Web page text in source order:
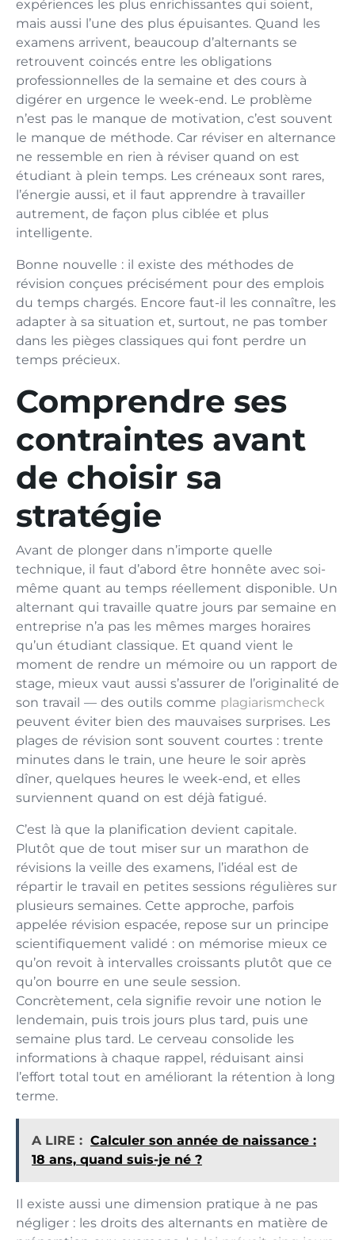
expériences les plus enrichissantes qui soient,
mais aussi l’une des plus épuisantes. Quand les
examens arrivent, beaucoup d’alternants se
retrouvent coincés entre les obligations
professionnelles de la semaine et des cours à
digérer en urgence le week-end. Le problème
n’est pas le manque de motivation, c’est souvent
le manque de méthode. Car réviser en alternance
ne ressemble en rien à réviser quand on est
étudiant à plein temps. Les créneaux sont rares,
l’énergie aussi, et il faut apprendre à travailler
autrement, de façon plus ciblée et plus
intelligente.
Bonne nouvelle : il existe des méthodes de
révision conçues précisément pour des emplois
du temps chargés. Encore faut-il les connaître, les
adapter à sa situation et, surtout, ne pas tomber
dans les pièges classiques qui font perdre un
temps précieux.
Comprendre ses
contraintes avant
de choisir sa
stratégie
Avant de plonger dans n’importe quelle
technique, il faut d’abord être honnête avec soi-
même quant au temps réellement disponible. Un
alternant qui travaille quatre jours par semaine en
entreprise n’a pas les mêmes marges horaires
qu’un étudiant classique. Et quand vient le
moment de rendre un mémoire ou un rapport de
stage, mieux vaut aussi s’assurer de l’originalité de
son travail — des outils comme plagiarismcheck
peuvent éviter bien des mauvaises surprises. Les
plages de révision sont souvent courtes : trente
minutes dans le train, une heure le soir après
dîner, quelques heures le week-end, et elles
surviennent quand on est déjà fatigué.
C’est là que la planification devient capitale.
Plutôt que de tout miser sur un marathon de
révisions la veille des examens, l’idéal est de
répartir le travail en petites sessions régulières sur
plusieurs semaines. Cette approche, parfois
appelée révision espacée, repose sur un principe
scientifiquement validé : on mémorise mieux ce
qu’on revoit à intervalles croissants plutôt que ce
qu’on bourre en une seule session.
Concrètement, cela signifie revoir une notion le
lendemain, puis trois jours plus tard, puis une
semaine plus tard. Le cerveau consolide les
informations à chaque rappel, réduisant ainsi
l’effort total tout en améliorant la rétention à long
terme.
A LIRE : Calculer son année de naissance :
18 ans, quand suis-je né ?
Il existe aussi une dimension pratique à ne pas
négliger : les droits des alternants en matière de